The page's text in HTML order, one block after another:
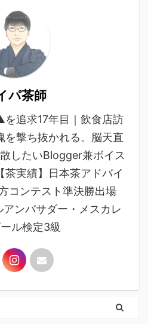
パ茶師
追求17年目｜飲食店訪
を撃ち抜かれる。脳天直
したいBlogger兼ボイス
茶実績】日本茶アドバイ
コンテスト準決勝出場
アンバサダー・メスカレ
ル検定3級